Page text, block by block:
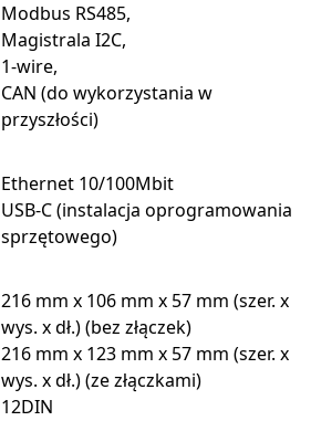
Modbus RS485,
Magistrala I2C,
1-wire,
CAN (do wykorzystania w
przyszłości)
Ethernet 10/100Mbit
USB-C (instalacja oprogramowania
sprzętowego)
216 mm x 106 mm x 57 mm (szer. x
wys. x dł.) (bez złączek)
216 mm x 123 mm x 57 mm (szer. x
wys. x dł.) (ze złączkami)
12DIN